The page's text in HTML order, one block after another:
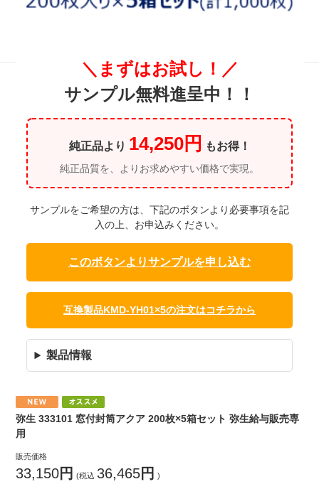
＼まずはお試し！／
サンプル無料進呈中！！
純正品より 14,250円 もお得！
純正品質を、よりお求めやすい価格で実現。
サンプルをご希望の方は、下記のボタンより必要事項を記
入の上、お申込みください。
このボタンよりサンプルを申し込む
互換製品KMD-YH01×5の注文はコチラから
製品情報
弥生 333101 窓付封筒アクア 200枚×5箱セット 弥生給与販売専
用
販売価格
33,150円 (税込 36,465円 )